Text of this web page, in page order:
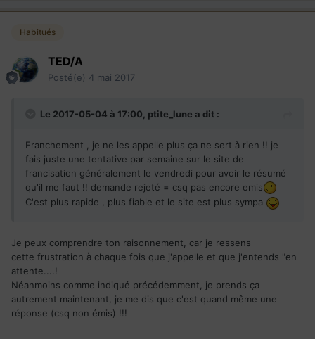
Habitués
TED/A
Posté(e) 4 mai 2017
Le 2017-05-04 à 17:00, ptite_lune a dit :
Franchement , je ne les appelle plus ça ne sert à rien !! je
fais juste une tentative par semaine sur le site de
francisation généralement le vendredi pour avoir le résumé
qu'il me faut !! demande rejeté = csq pas encore emis
C'est plus rapide , plus fiable et le site est plus sympa
Je peux comprendre ton raisonnement, car je ressens
cette frustration à chaque fois que j'appelle et que j'entends "en
attente....!
Néanmoins comme indiqué précédemment, je prends ça
autrement maintenant, je me dis que c'est quand même une
réponse (csq non émis) !!!